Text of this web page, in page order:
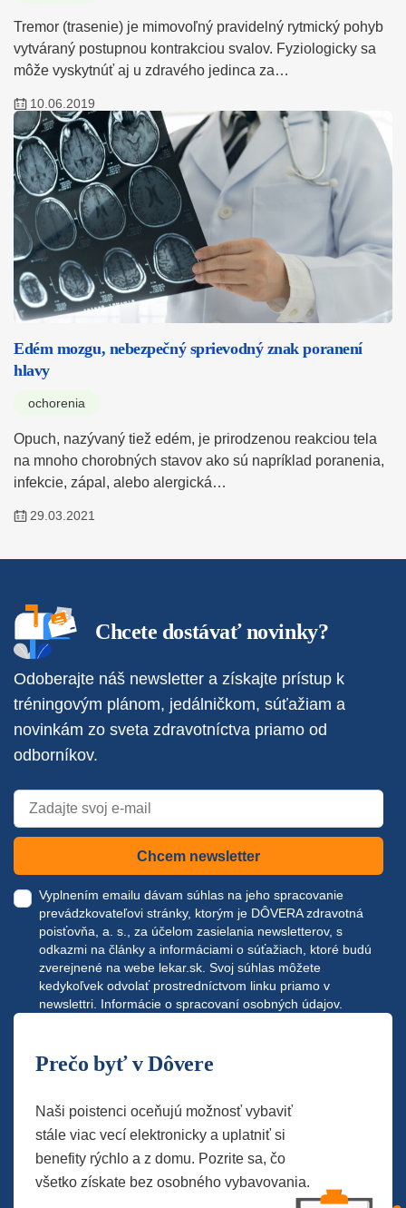
Tremor (trasenie) je mimovoľný pravidelný rytmický pohyb
vytváraný postupnou kontrakciou svalov. Fyziologicky sa
môže vyskytnúť aj u zdravého jedinca za…
10.06.2019
Edém mozgu, nebezpečný sprievodný znak poranení
hlavy
ochorenia
Opuch, nazývaný tiež edém, je prirodzenou reakciou tela
na mnoho chorobných stavov ako sú napríklad poranenia,
infekcie, zápal, alebo alergická…
29.03.2021
Chcete dostávať novinky?
Odoberajte náš newsletter a získajte prístup k
tréningovým plánom, jedálničkom, súťažiam a
novinkám zo sveta zdravotníctva priamo od
odborníkov.
Chcem newsletter
Vyplnením emailu dávam súhlas na jeho spracovanie
prevádzkovateľovi stránky, ktorým je DÔVERA zdravotná
poisťovňa, a. s., za účelom zasielania newsletterov, s
odkazmi na články a informáciami o súťažiach, ktoré budú
zverejnené na webe lekar.sk. Svoj súhlas môžete
kedykoľvek odvolať prostredníctvom linku priamo v
newslettri. Informácie o spracovaní osobných údajov.
Prečo byť v Dôvere
Naši poistenci oceňujú možnosť vybaviť
stále viac vecí elektronicky a uplatniť si
benefity rýchlo a z domu. Pozrite sa, čo
všetko získate bez osobného vybavovania.